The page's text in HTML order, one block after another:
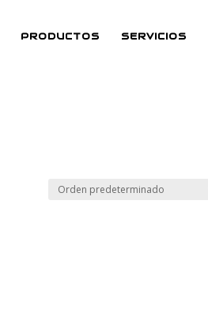
PRODUCTOS SERVICIOS